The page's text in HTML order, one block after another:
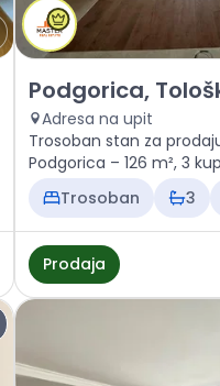
Prodaja - Stan
Podgorica,
Adresa na upit
Trosoban stan za
Podgorica – 126 m², 3
374.500 €
Trosoban 3
Prodaja